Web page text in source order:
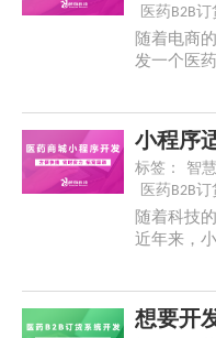
医药B2B
随着电商
发一个医
标签： 智
医药B2B
随着科技
近年来，